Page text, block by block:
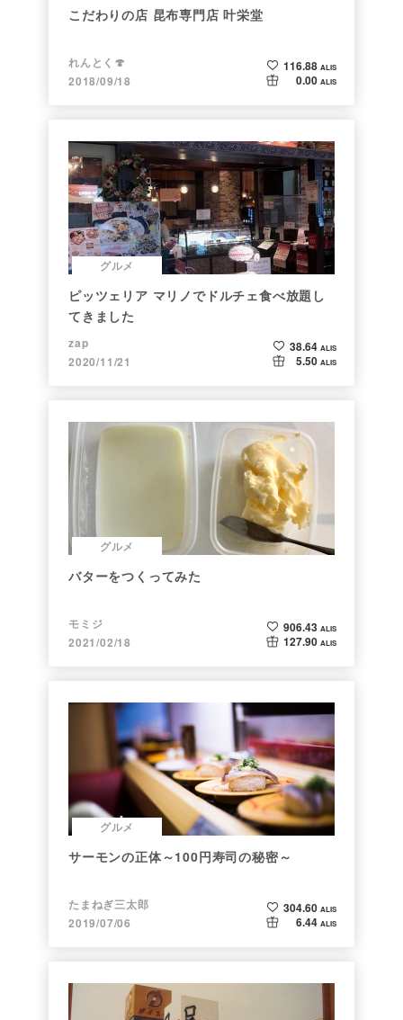
こだわりの店 昆布専門店 叶栄堂
れんとく🍄
2018/09/18
116.88 ALIS
0.00 ALIS
グルメ
ピッツェリア マリノでドルチェ食べ放題し
てきました
zap
2020/11/21
38.64 ALIS
5.50 ALIS
グルメ
バターをつくってみた
モミジ
2021/02/18
906.43 ALIS
127.90 ALIS
グルメ
サーモンの正体～100円寿司の秘密～
たまねぎ三太郎
2019/07/06
304.60 ALIS
6.44 ALIS